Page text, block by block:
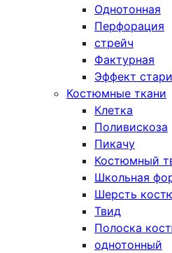
Однотонная
Перфорация
стрейч
Фактурная
Эффект
Костюмные ткани
Клетка
Поливискоза
Пикачу
Костюмный
Школьная
Шерсть
Твид
Полоска
однотонный